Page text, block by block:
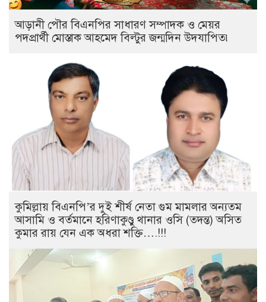
আড়ানী পৌর বিএনপির সাধারণ সম্পাদক ও মেয়র
পদপ্রার্থী মোস্তাক আহমেদ বিল্টুর জন্মদিন উদযাপিত৷
কুমিল্লায় বিএনপি’র দুই শীর্ষ নেতা গুম মামলার অন্যতম
আসামি ও বর্তমানে হরিণাকুণ্ডু থানার ওসি (তদন্ত) অসিত
কুমার রায় যেন এক অধরা শক্তি….!!!